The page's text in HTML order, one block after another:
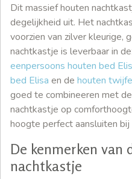
Dit massief houten
degelijkheid uit. Het
voorzien van zilver kleurige,
nachtkastje is leverbaar in
eenpersoons houten bed
bed Elisa en de houten
goed te combineeren met
nachtkastje op
hoogte perfect aansluiten bij
De kenmerken van
nachtkastje